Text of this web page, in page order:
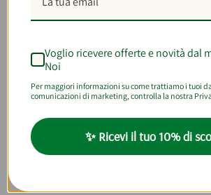
sfruttamento commerciale,
genuini e responsabili.
INVIA AD UN AMICO
Inserisci la prima recensione per
Voglio ricevere offerte e novità dal
Noi
Per maggiori informazioni su come trattiamo i tuoi
comunicazioni di marketing, controlla la nostra
✨ Ricevi il tuo 10% di